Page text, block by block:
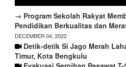
→ Program Sekolah Rakyat
Pendidikan Berkualitas dan
DECEMBER 04, 2022
Detik-detik Si Jago Merah
Timur, Kota Bengkulu